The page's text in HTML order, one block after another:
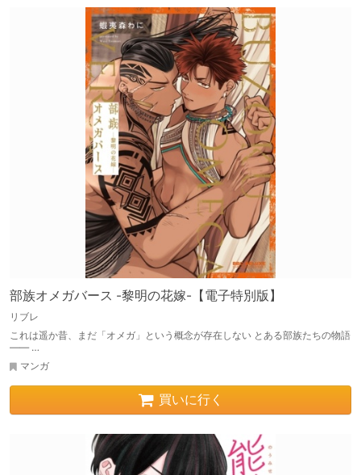
部族オメガバース -黎明の花嫁-【電子特別版】
リブレ
これは遥か昔、まだ「オメガ」という概念が存在しない とある部族たちの物語
―― …
マンガ
買いに行く